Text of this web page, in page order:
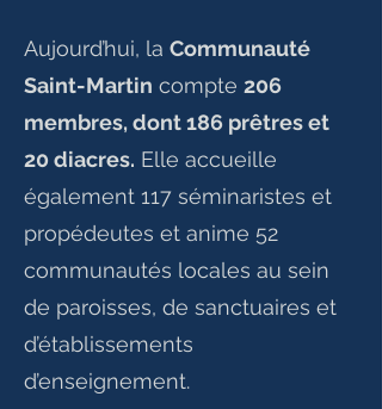
Aujourd’hui, la Communauté
Saint-Martin compte 206
membres, dont 186 prêtres et
20 diacres. Elle accueille
également 117 séminaristes et
propédeutes et anime 52
communautés locales au sein
de paroisses, de sanctuaires et
d’établissements
d’enseignement.